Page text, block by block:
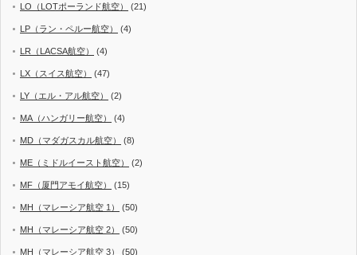
LO（LOTポーランド航空） (21)
LP（ラン・ペルー航空） (4)
LR（LACSA航空） (4)
LX（スイス航空） (47)
LY（エル・アル航空） (2)
MA（ハンガリー航空） (4)
MD（マダガスカル航空） (8)
ME（ミドルイースト航空） (2)
MF（厦門アモイ航空） (15)
MH（マレーシア航空 1） (50)
MH（マレーシア航空 2） (50)
MH（マレーシア航空 3） (50)